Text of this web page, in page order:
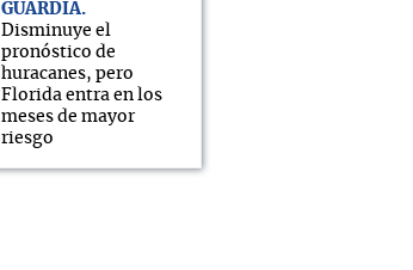
GUARDIA
Disminuye el
pronóstico de
huracanes, pero
Florida entra en los
meses de mayor
riesgo